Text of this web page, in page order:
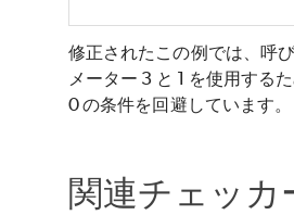
修正されたこの例では、呼
メーター 3 と 1 を使用する
0 の条件を回避しています。
関連チェッカ